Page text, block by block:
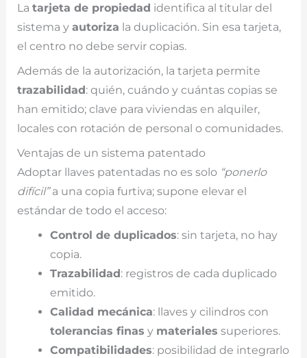
La tarjeta de propiedad identifica al titular del
sistema y autoriza la duplicación. Sin esa tarjeta,
el centro no debe servir copias.
Además de la autorización, la tarjeta permite
trazabilidad: quién, cuándo y cuántas copias se
han emitido; clave para viviendas en alquiler,
locales con rotación de personal o comunidades.
Ventajas de un sistema patentado
Adoptar llaves patentadas no es solo “ponerlo
difícil”a una copia furtiva; supone elevar el
estándar de todo el acceso:
Control de duplicados: sin tarjeta, no hay
copia.
Trazabilidad: registros de cada duplicado
emitido.
Calidad mecánica: llaves y cilindros con
tolerancias finas y materiales superiores.
Compatibilidades: posibilidad de integrarlo